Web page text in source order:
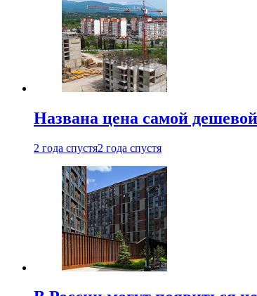
Названа цена самой
2 года спустя2 года спустя